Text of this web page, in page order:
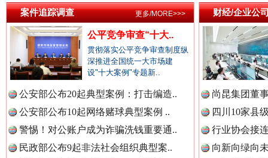
中国公众新闻网.
中国公民新闻网.
中国公共新闻网.
巳巳如意，开工大吉！ 三轮上
案件追踪调查
公平竞争审查“十大..
贯彻落实公平竞争审查制度纵
深推进全国统一大市场建
设"十大案例"专题新..
公安部公布20起典型案例：打击编造..
公安部公布10起网络赌球典型案例 ..
警惕！对公账户成为诈骗洗钱重要通..
民政部公布9起非法社会组织典型案..
更多/MORE>>> 财经/企业公
尚昆集团董
四川10家县
行业协会接
向新向绿向